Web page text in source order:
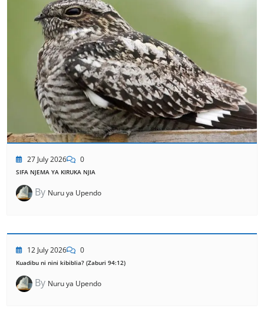
27 July 2026 0
SIFA NJEMA YA KIRUKA NJIA
By Nuru ya Upendo
12 July 2026 0
Kuadibu ni nini kibiblia? (Zaburi 94:12)
By Nuru ya Upendo